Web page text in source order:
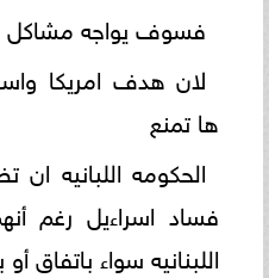
فسوف يواجه مشاكل
لان هدف امريكا
ها تمنع
الحكومه اللبانيه
فساد اسراءيل رغم
اللبنانيه سواء باتفاق